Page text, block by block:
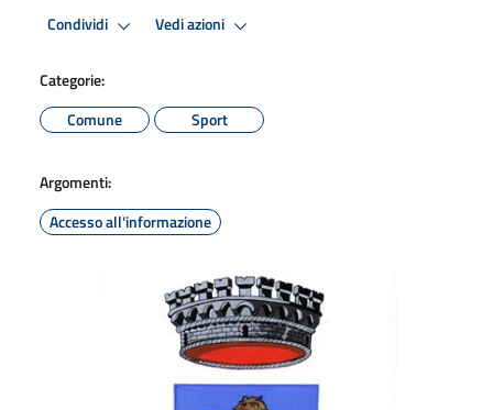
Condividi Vedi azioni
Categorie:
Comune
Sport
Argomenti:
Accesso all'informazione